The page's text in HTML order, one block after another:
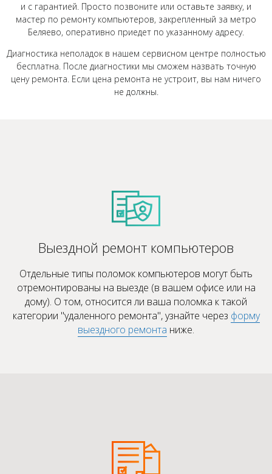
и с гарантией. Просто позвоните или оставьте заявку, и
мастер по ремонту компьютеров, закрепленный за метро
Беляево, оперативно приедет по указанному адресу.
Диагностика неполадок в нашем сервисном центре полностью
бесплатна. После диагностики мы сможем назвать точную
цену ремонта. Если цена ремонта не устроит, вы нам ничего
не должны.
Выездной ремонт компьютеров
Отдельные типы поломок компьютеров могут быть
отремонтированы на выезде (в вашем офисе или на
дому). О том, относится ли ваша поломка к такой
категории "удаленного ремонта", узнайте через форму
выездного ремонта ниже.